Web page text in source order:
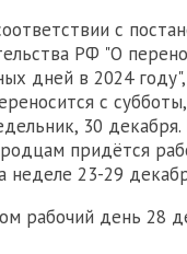
с
РФ "О
дней в 2024
с
30 декабря.
придётся
неделе 23-29
рабочий день 28